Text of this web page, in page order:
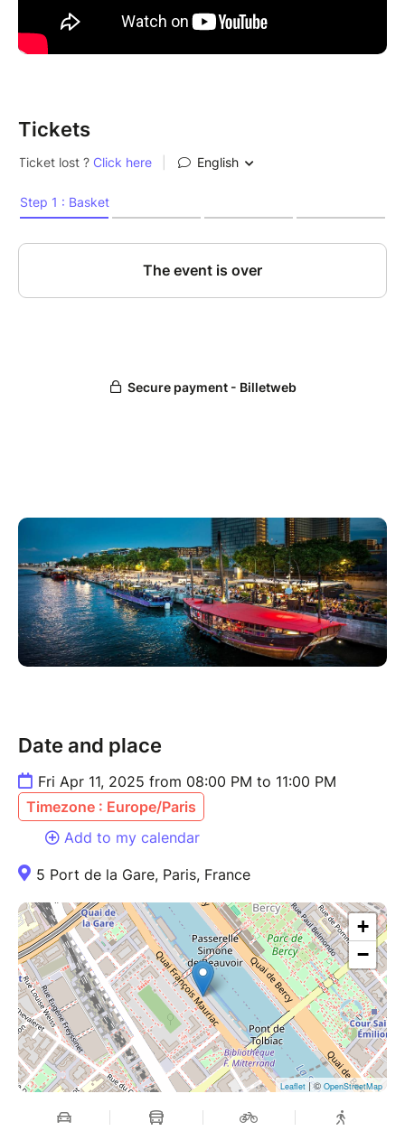
Tickets
Date and place
Fri Apr 11, 2025 from 08:00 PM to 11:00 PM
Timezone : Europe/Paris
Add to my calendar
5 Port de la Gare, Paris, France
+
−
Leaflet| © OpenStreetMap